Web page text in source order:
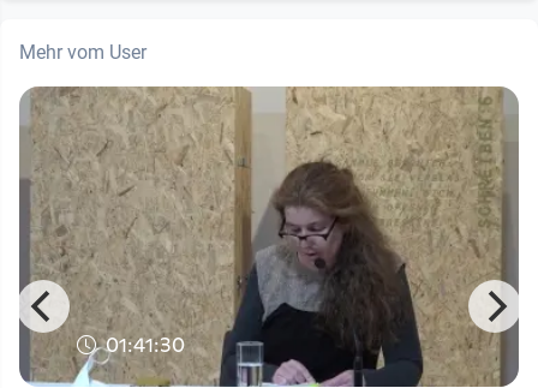
Mehr vom User
01:41:30